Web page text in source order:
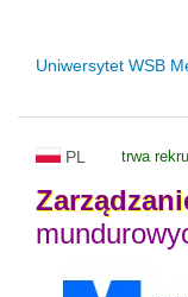
Uniwersytet WSB
PL trwa